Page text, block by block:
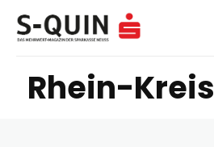
Rhein-Kreis